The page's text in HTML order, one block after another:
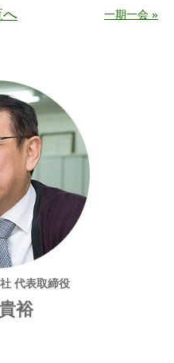
へ 一期一会 »
代表取締役
裕